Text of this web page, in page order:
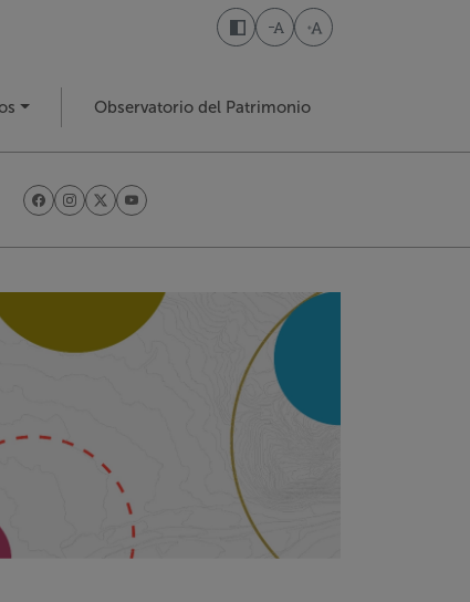
Disminuir tamaño de letra
Aumentar tamaño de
Observatorio del Patrimonio